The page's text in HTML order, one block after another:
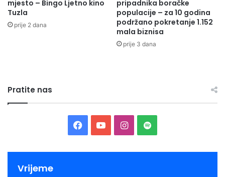
mjesto – Bingo Ljetno kino
Tuzla
prije 2 dana
pripadnika boračke
populacije – za 10 godina
podržano pokretanje 1.152
mala biznisa
prije 3 dana
Pratite nas
Facebook
YouTubeInstagram
Spotify
Vrijeme